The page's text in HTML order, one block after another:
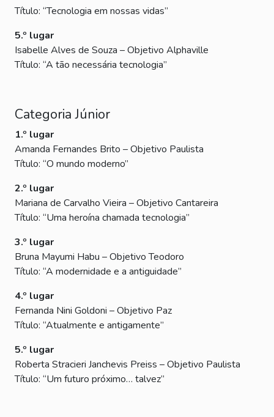
Título: “Tecnologia em nossas vidas”
5.º lugar
Isabelle Alves de Souza – Objetivo Alphaville
Título: “A tão necessária tecnologia”
Categoria Júnior
1.º lugar
Amanda Fernandes Brito – Objetivo Paulista
Título: “O mundo moderno”
2.º lugar
Mariana de Carvalho Vieira – Objetivo Cantareira
Título: “Uma heroína chamada tecnologia”
3.º lugar
Bruna Mayumi Habu – Objetivo Teodoro
Título: “A modernidade e a antiguidade”
4.º lugar
Fernanda Nini Goldoni – Objetivo Paz
Título: “Atualmente e antigamente”
5.º lugar
Roberta Stracieri Janchevis Preiss – Objetivo Paulista
Título: “Um futuro próximo… talvez”